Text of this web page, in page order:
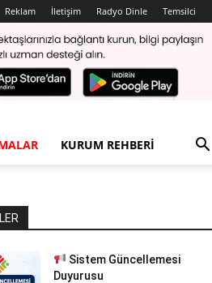
Reklam İletişim Radyo Dinle Temsilci
KURUM REHBERI
Sistem Güncellemesi
Duyurusu